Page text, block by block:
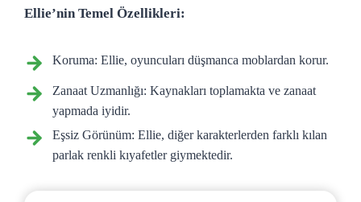
Ellie’nin Temel Özellikleri:
Koruma: Ellie, oyuncuları düşmanca moblardan korur.
Zanaat Uzmanlığı: Kaynakları toplamakta ve zanaat
yapmada iyidir.
Eşsiz Görünüm: Ellie, diğer karakterlerden farklı kılan
parlak renkli kıyafetler giymektedir.